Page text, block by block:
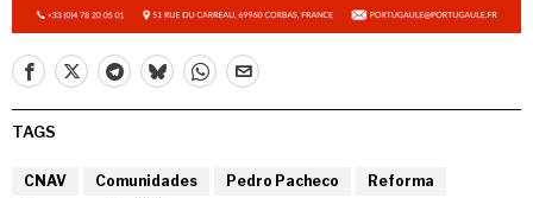
TAGS
CNAV Comunidades Pedro Pacheco
Reforma